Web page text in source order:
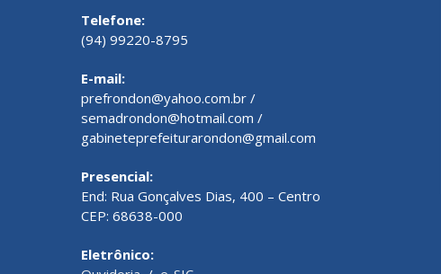
Telefone:
(94) 99220-8795
E-mail:
prefrondon@yahoo.com.br /
semadrondon@hotmail.com /
gabineteprefeiturarondon@gmail.com
Presencial:
End: Rua Gonçalves Dias, 400 – Centro
CEP: 68638-000
Eletrônico: